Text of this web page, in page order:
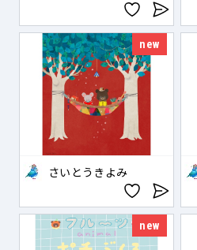
new
さいとうきよみ
new